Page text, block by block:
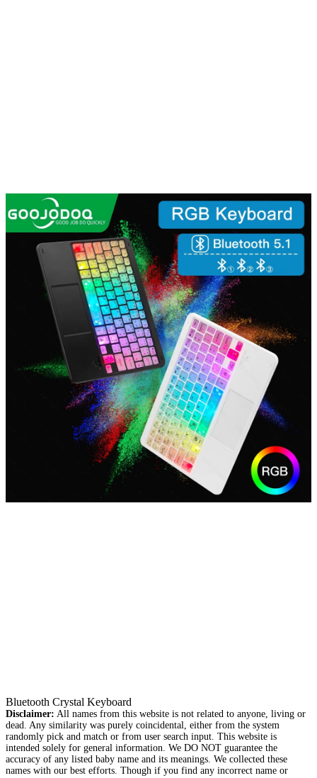
Bluetooth Crystal Keyboard
Disclaimer: All names from this website is not related to anyone, living or
dead. Any similarity was purely coincidental, either from the system
randomly pick and match or from user search input. This website is
intended solely for general information. We DO NOT guarantee the
accuracy of any listed baby name and its meanings. We collected these
names with our best efforts. Though if you find any incorrect name or